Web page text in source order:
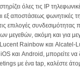
όλες τις IP
αποστάσεως φωνητικές
συνδεσιμότητας
μεγεθών, ακόμη και για
Lucent Rainbow και
και Android, μπορείτε να
με ένα tap, καλέστε